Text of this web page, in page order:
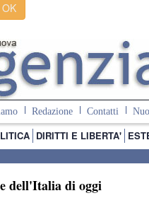
OK
Redazione Contatti
DIRITTI E LIBERTA'
dell'Italia di oggi